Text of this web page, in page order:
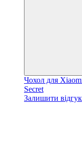
Чохол для
Secret
Залишити відгук